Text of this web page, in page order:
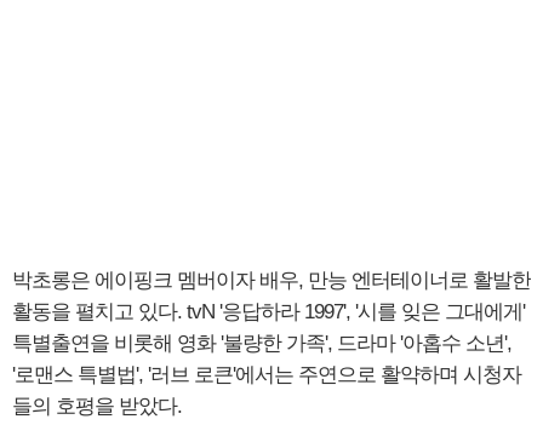
박초롱은 에이핑크 멤버이자 배우, 만능 엔터테이너로 활발한
활동을 펼치고 있다. tvN '응답하라 1997', '시를 잊은 그대에게'
특별출연을 비롯해 영화 '불량한 가족', 드라마 '아홉수 소년',
'로맨스 특별법', '러브 로큰'에서는 주연으로 활약하며 시청자
들의 호평을 받았다.